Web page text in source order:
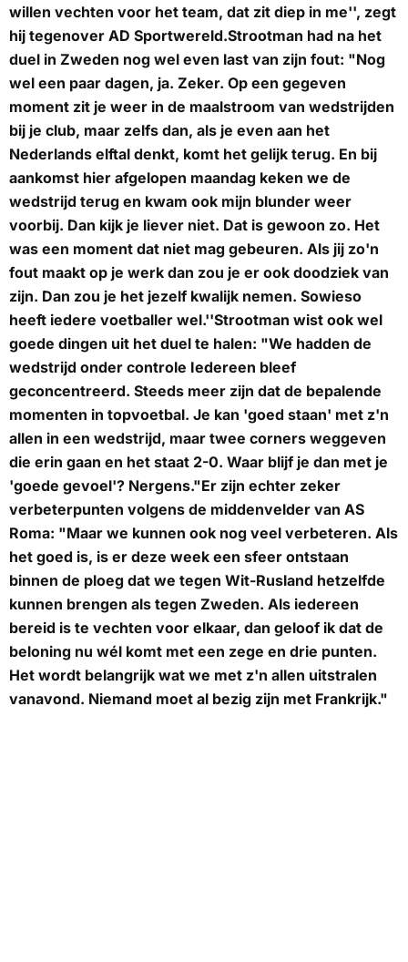
willen vechten voor het team, dat zit diep in me'', zegt
hij tegenover AD Sportwereld.Strootman had na het
duel in Zweden nog wel even last van zijn fout: "Nog
wel een paar dagen, ja. Zeker. Op een gegeven
moment zit je weer in de maalstroom van wedstrijden
bij je club, maar zelfs dan, als je even aan het
Nederlands elftal denkt, komt het gelijk terug. En bij
aankomst hier afgelopen maandag keken we de
wedstrijd terug en kwam ook mijn blunder weer
voorbij. Dan kijk je liever niet. Dat is gewoon zo. Het
was een moment dat niet mag gebeuren. Als jij zo'n
fout maakt op je werk dan zou je er ook doodziek van
zijn. Dan zou je het jezelf kwalijk nemen. Sowieso
heeft iedere voetballer wel.''Strootman wist ook wel
goede dingen uit het duel te halen: "We hadden de
wedstrijd onder controle Iedereen bleef
geconcentreerd. Steeds meer zijn dat de bepalende
momenten in topvoetbal. Je kan 'goed staan' met z'n
allen in een wedstrijd, maar twee corners weggeven
die erin gaan en het staat 2-0. Waar blijf je dan met je
'goede gevoel'? Nergens."Er zijn echter zeker
verbeterpunten volgens de middenvelder van AS
Roma: "Maar we kunnen ook nog veel verbeteren. Als
het goed is, is er deze week een sfeer ontstaan
binnen de ploeg dat we tegen Wit-Rusland hetzelfde
kunnen brengen als tegen Zweden. Als iedereen
bereid is te vechten voor elkaar, dan geloof ik dat de
beloning nu wél komt met een zege en drie punten.
Het wordt belangrijk wat we met z'n allen uitstralen
vanavond. Niemand moet al bezig zijn met Frankrijk."